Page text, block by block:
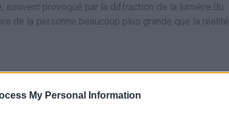
My Personal Information
souvent provoqué par la diffraction de la lumière du
de la personne beaucoup plus grande que la réalité.